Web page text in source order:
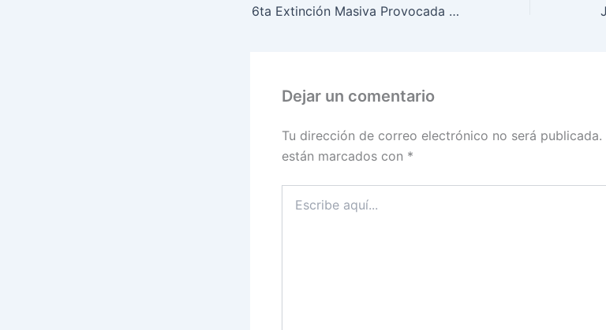
6ta Extinción Masiva Provocada por los Humanos
Dejar un comentario
Tu dirección de correo electrónico no será publicada.
están marcados con *
aquí...